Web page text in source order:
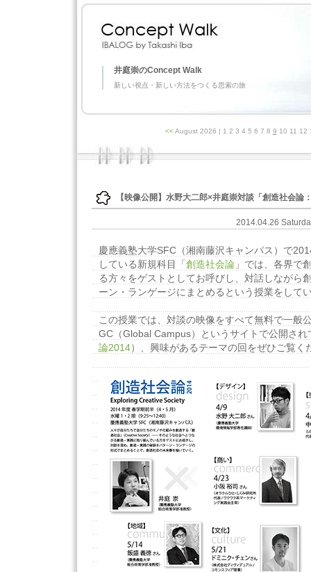
井庭崇のConcept Walk
新しい視点・新しい方法をつくる思索の旅
<< August 2026 | 1 2 3 4 5 6 7 8 9 10 11 12
【映像公開】水野大二郎×井庭崇対談「創造社会論
2014.04.26
慶應義塾大学SFC（湘南藤沢キャンパス）で
している新規科目「 創造社会論 」では、各界で
る方々をゲストとしてお呼びし、対話しながら
ーン・ランゲージにまとめるという授業をして
この授業では、対談の映像をすべて無料で一般
GC（Global Campus）というサイトで公開され
論2014）、興味があるテーマの回をぜひご覧く